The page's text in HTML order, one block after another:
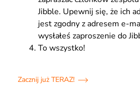
Jibble. Upewnij się, że ich
jest zgodny z adresem e-
wysłałeś zaproszenie do
To wszystko!
Zacznij już TERAZ!